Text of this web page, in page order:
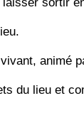
animé
du lieu et